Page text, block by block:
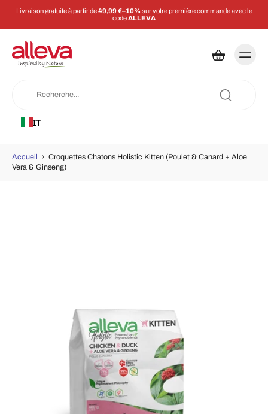
Livraison gratuite à partir de49,99 €–10% sur votre première commande avec le
codeALLEVA
IT
Accueil › Croquettes Chatons Holistic Kitten (Poulet & Canard + Aloe
Vera & Ginseng)